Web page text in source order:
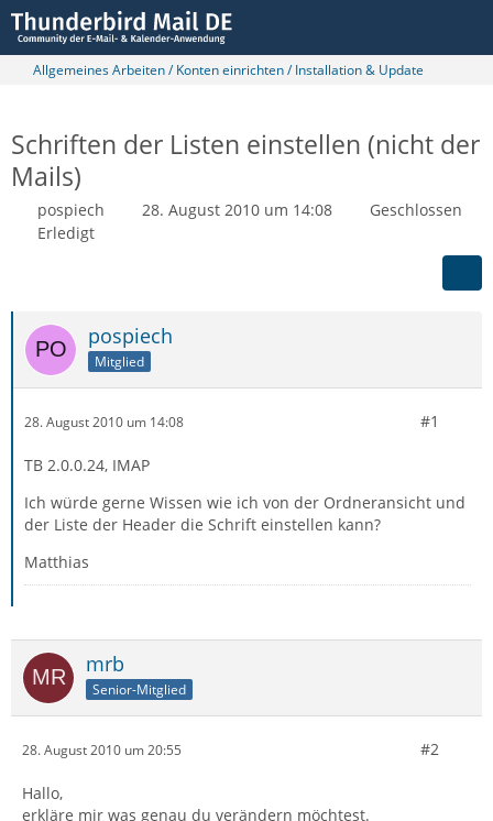
Allgemeines Arbeiten / Konten einrichten / Installation & Update
Schriften der Listen einstellen (nicht der
Mails)
pospiech 28. August 2010 um 14:08
Geschlossen
Erledigt
pospiech
Mitglied
28. August 2010 um 14:08 #1
TB 2.0.0.24, IMAP
Ich würde gerne Wissen wie ich von der Ordneransicht und
der Liste der Header die Schrift einstellen kann?
Matthias
mrb
Senior-Mitglied
28. August 2010 um 20:55 #2
Hallo,
erkläre mir was genau du verändern möchtest.